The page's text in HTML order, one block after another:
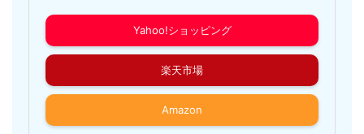
Yahoo!ショッピング
楽天市場
Amazon